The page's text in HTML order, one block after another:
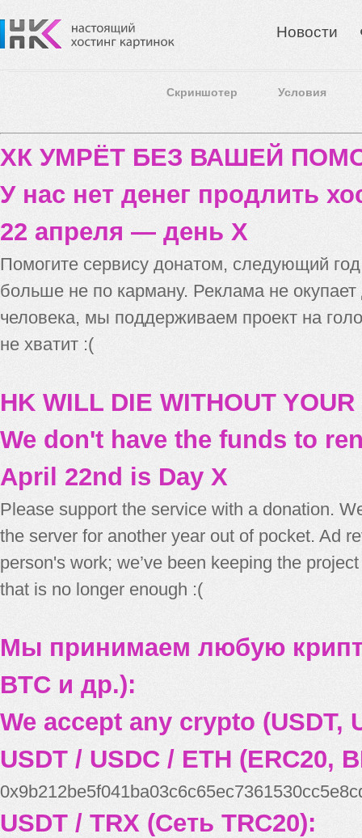
Новости
Скриншотер Условия
ХК УМРЁТ БЕЗ ВАШЕЙ
У нас нет денег продлить
22 апреля — день X
Помогите сервису донатом, следующий
больше не по карману. Реклама не
человека, мы поддерживаем проект на
не хватит :(
HK WILL DIE WITHOUT
We don't have the funds to
April 22nd is Day X
Please support the service with a donation.
the server for another year out of pocket. Ad
person's work; we’ve been keeping the
that is no longer enough :(
Мы принимаем любую
BTC и др.):
We accept any crypto (USDT,
USDT / USDC / ETH (ERC20,
USDT / TRX (Сеть TRC20):